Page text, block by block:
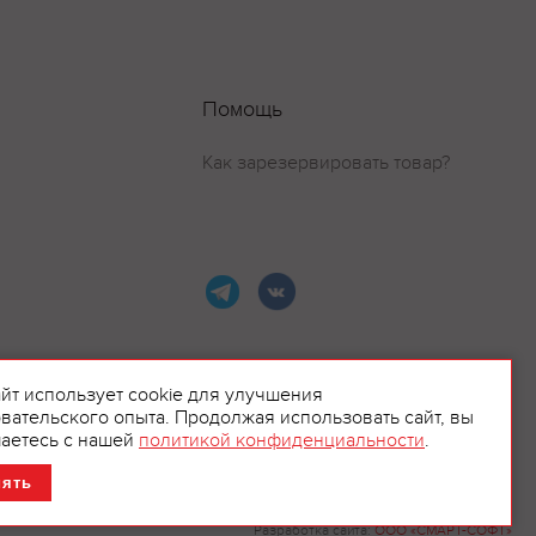
Разработка сайта:ООО «СМАРТ-СОФТ»
Помощь
Как зарезервировать товар?
использует cookie для улучшения
опыта. Продолжая использовать сайт, вы
с нашей политикой конфиденциальности.